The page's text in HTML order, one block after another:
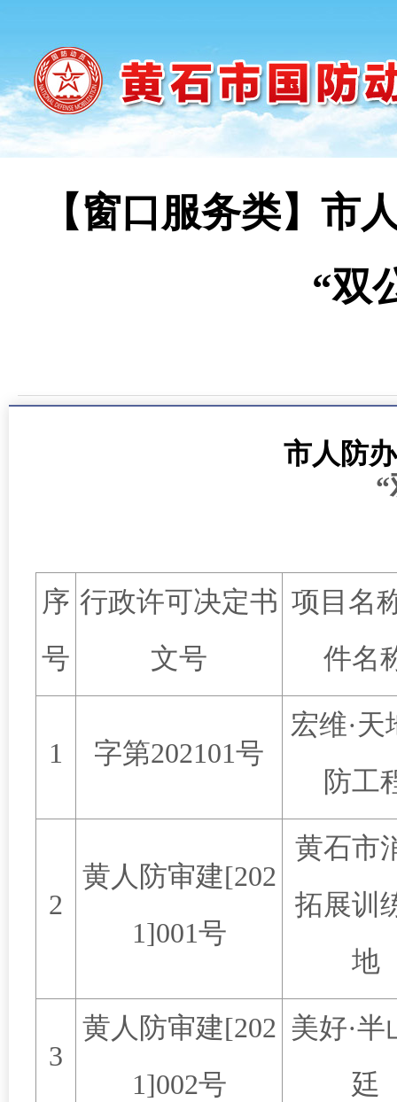
【窗口服务类】市
“双
市人防办
“
序
号
行政许可决定书
文号
项目名
件名
1 字第202101号
宏维·天
防工
2
黄人防审建[202
1]001号
黄石市
拓展训
地
3
黄人防审建[202
1]002号
美好·半
廷